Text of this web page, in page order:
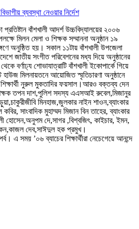
ব্যবস্থা নেওয়ার নির্দেশ
প্রতিষ্টান বাঁশখালী আদর্শ উচ্চবিদ্যালয়ের ২০০৬
মিলন মেলা ও শিক্ষক সম্মাননা অনুষ্ঠান ১৯
অনুষ্ঠিত হয়। সকাল ১১টায় বাঁশখালী উপজেলা
জাতীয় সংগীত পরিবেশনের মধ্য দিয়ে অনুষ্ঠানের
বর্ণাঢ্য শোভাযাত্রাটি বাঁশখালী ইকোপার্কে গিয়ে
মিলনায়তনে আয়োজিত স্মৃতিচারণা অনুষ্ঠানে
নুরুল মুকতাদির ফয়সাল। আরও বক্তব্য দেন
তপন দাশ,পুলিশ সদস্য এএসআই রুবেল,মিজানুর
মিনহাজ,জুলকার নাইন শাওন,ব্যাংকার
সাংবাদিক মুহাম্মদ মিজান বিন তাহের, ব্যাংকার
হোসেন,অনুপম দে,সাগর ,বিশ্বজিৎ, কাইচার, ইমন,
দেব,সাঈদুল হক প্রমুখ।
এ সময় ’০৬ ব্যাচের শিক্ষার্থীরা নেচেগেয়ে আনন্দে